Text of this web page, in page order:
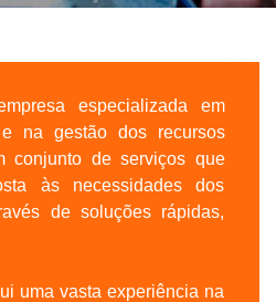
especializada em
na gestão dos recursos
conjunto de serviços que
às necessidades dos
de soluções rápidas,
uma vasta experiência na